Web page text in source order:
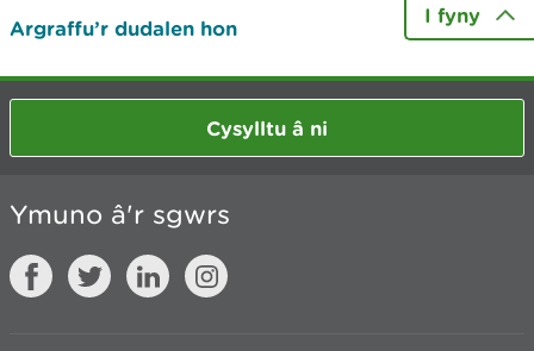
Argraffu’r dudalen hon
I fyny
Cysylltu â ni
Ymuno â'r sgwrs